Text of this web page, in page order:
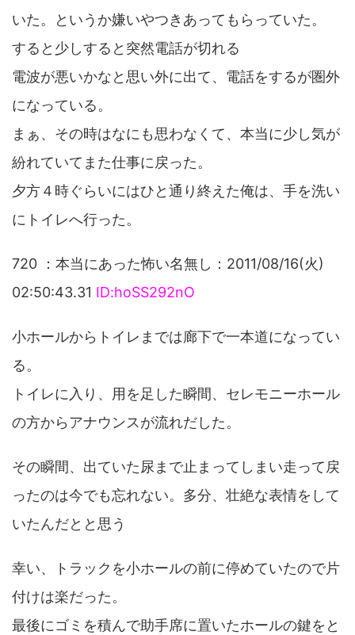
いた。というか嫌いやつきあってもらっていた。
すると少しすると突然電話が切れる
電波が悪いかなと思い外に出て、電話をするが圏外
になっている。
まぁ、その時はなにも思わなくて、本当に少し気が
紛れていてまた仕事に戻った。
夕方４時ぐらいにはひと通り終えた俺は、手を洗い
にトイレへ行った。
720 ：本当にあった怖い名無し：2011/08/16(火)
02:50:43.31 ID:hoSS292nO
小ホールからトイレまでは廊下で一本道になってい
る。
トイレに入り、用を足した瞬間、セレモニーホール
の方からアナウンスが流れだした。
その瞬間、出ていた尿まで止まってしまい走って戻
ったのは今でも忘れない。多分、壮絶な表情をして
いたんだとと思う
幸い、トラックを小ホールの前に停めていたので片
付けは楽だった。
最後にゴミを積んで助手席に置いたホールの鍵をと